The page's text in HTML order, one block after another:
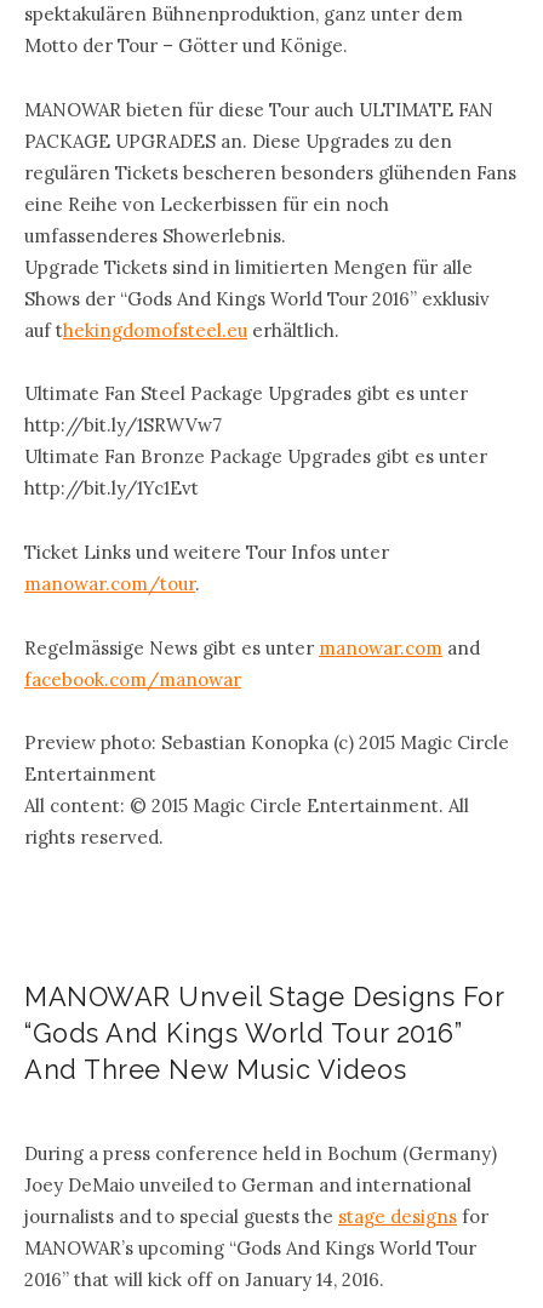
spektakulären Bühnenproduktion, ganz unter dem
Motto der Tour – Götter und Könige.
MANOWAR bieten für diese Tour auch ULTIMATE FAN
PACKAGE UPGRADES an. Diese Upgrades zu den
regulären Tickets bescheren besonders glühenden Fans
eine Reihe von Leckerbissen für ein noch
umfassenderes Showerlebnis.
Upgrade Tickets sind in limitierten Mengen für alle
Shows der “Gods And Kings World Tour 2016” exklusiv
auf thekingdomofsteel.eu erhältlich.
Ultimate Fan Steel Package Upgrades gibt es unter
http://bit.ly/1SRWVw7
Ultimate Fan Bronze Package Upgrades gibt es unter
http://bit.ly/1Yc1Evt
Ticket Links und weitere Tour Infos unter
manowar.com/tour.
Regelmässige News gibt es unter manowar.com and
facebook.com/manowar
Preview photo: Sebastian Konopka (c) 2015 Magic Circle
Entertainment
All content: © 2015 Magic Circle Entertainment. All
rights reserved.
MANOWAR Unveil Stage Designs For
“Gods And Kings World Tour 2016”
And Three New Music Videos
During a press conference held in Bochum (Germany)
Joey DeMaio unveiled to German and international
journalists and to special guests the stage designs for
MANOWAR’s upcoming “Gods And Kings World Tour
2016” that will kick off on January 14, 2016.